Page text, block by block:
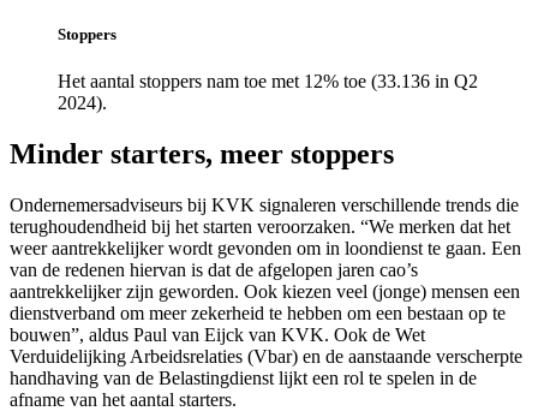
Stoppers
Het aantal stoppers nam toe met 12% toe (33.136 in Q2
2024).
Minder starters, meer stoppers
Ondernemersadviseurs bij KVK signaleren verschillende trends die
terughoudendheid bij het starten veroorzaken. “We merken dat het
weer aantrekkelijker wordt gevonden om in loondienst te gaan. Een
van de redenen hiervan is dat de afgelopen jaren cao’s
aantrekkelijker zijn geworden. Ook kiezen veel (jonge) mensen een
dienstverband om meer zekerheid te hebben om een bestaan op te
bouwen”, aldus Paul van Eijck van KVK. Ook de Wet
Verduidelijking Arbeidsrelaties (Vbar) en de aanstaande verscherpte
handhaving van de Belastingdienst lijkt een rol te spelen in de
afname van het aantal starters.